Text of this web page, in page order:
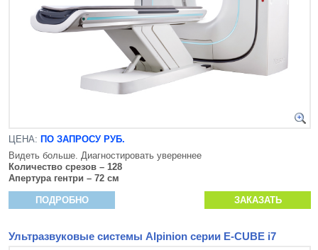
ЦЕНА: ПО ЗАПРОСУ РУБ.
Видеть больше. Диагностировать увереннее
Количество срезов – 128
Апертура гентри – 72 см
ПОДРОБНО ЗАКАЗАТЬ
Ультразвуковые системы Alpinion серии E-CUBE i7